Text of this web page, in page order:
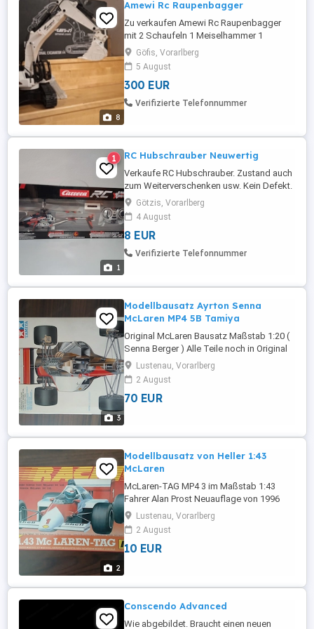
8
Amewi Rc Raupenbagger
Zu verkaufen Amewi Rc Raupenbagger
mit 2 Schaufeln 1 Meiselhammer 1
Greifzange 1 Schnellwechsler neupreis
620
Göfis, Vorarlberg
5 August
300 EUR
Verifizierte Telefonnummer
1
1 RC Hubschrauber Neuwertig
Verkaufe RC Hubschrauber. Zustand auch
zum Weiterverschenken usw. Kein Defekt.
Götzis, Vorarlberg
4 August
8 EUR
Verifizierte Telefonnummer
3
Modellbausatz Ayrton Senna
McLaren MP4 5B Tamiya
Original McLaren Bausatz Maßstab 1:20 (
Senna Berger ) Alle Teile noch in Original
Plastiktüten verpackt, Verpackung hat ein
paar Lagerungsspuren ( Leicht
eingedrückt ).
Lustenau, Vorarlberg
2 August
70 EUR
2
Modellbausatz von Heller 1:43
McLaren
McLaren-TAG MP4 3 im Maßstab 1:43
Fahrer Alan Prost Neuauflage von 1996
ohne bedruckten Boden der Verpackung,
Verpackung ist in Sehr Gutem Zustand
und Teile Vollständig und nicht
beschädigt.
Lustenau, Vorarlberg
2 August
10 EUR
Conscendo Advanced
Wie abgebildet. Braucht einen neuen